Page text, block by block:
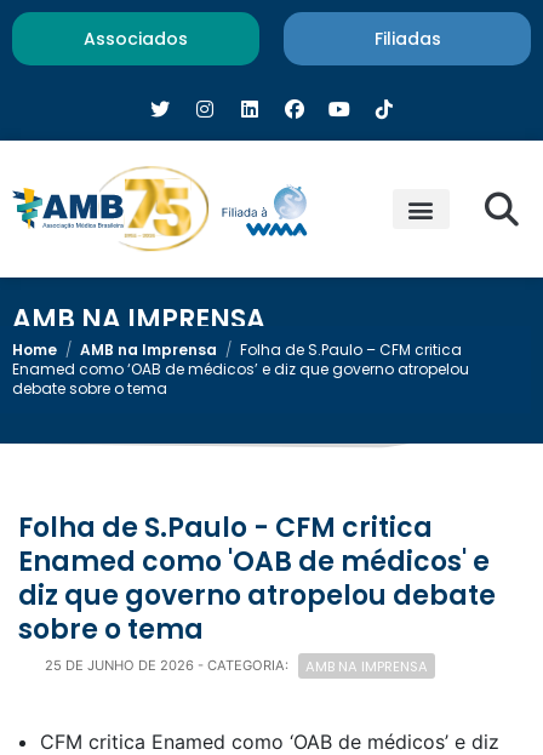
Associados Filiadas
AMB NA IMPRENSA
Home / AMB na Imprensa / Folha de S.Paulo – CFM critica
Enamed como ‘OAB de médicos’ e diz que governo atropelou
debate sobre o tema
Folha de S.Paulo - CFM critica
Enamed como 'OAB de médicos' e
diz que governo atropelou debate
sobre o tema
25 DE JUNHO DE 2026 - CATEGORIA: AMB NA IMPRENSA
CFM critica Enamed como ‘OAB de médicos’ e diz